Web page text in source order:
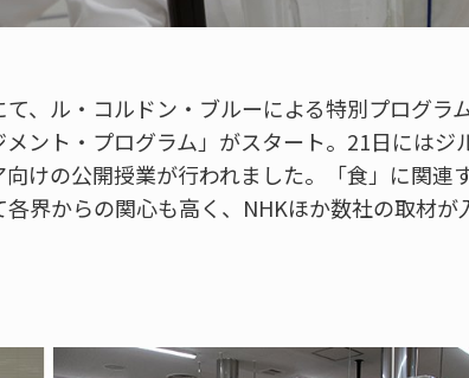
、ル・コルドン・ブルーによる特別プログラ
ント・プログラム」がスタート。21日にはジ
けの公開授業が行われました。「食」に関連
界からの関心も高く、NHKほか数社の取材が